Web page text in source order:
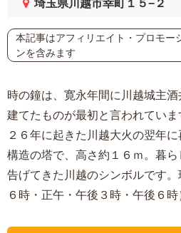
埼玉県川越市幸町１５−２
本記事はアフィリエイト・プロモー
ンを含みます
時の鐘は、寛永年間に川越城主
建てたものが最初と言われてい
２６年に起きた川越大火の翌年
構造の塔で、高さ約１６ｍ。暮
告げてきた川越のシンボルです
６時・正午・午後３時・午後６時